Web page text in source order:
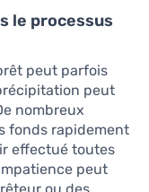
le processus
peut parfois
peut
nombreux
fonds rapidement
effectué toutes
peut